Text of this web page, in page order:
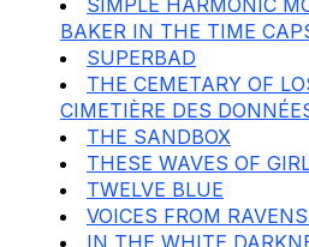
SIMPLE HARMONIC
BAKER IN THE TIME
SUPERBAD
THE CEMETARY OF
CIMETIÈRE DES
THE SANDBOX
THESE WAVES OF
TWELVE BLUE
VOICES FROM